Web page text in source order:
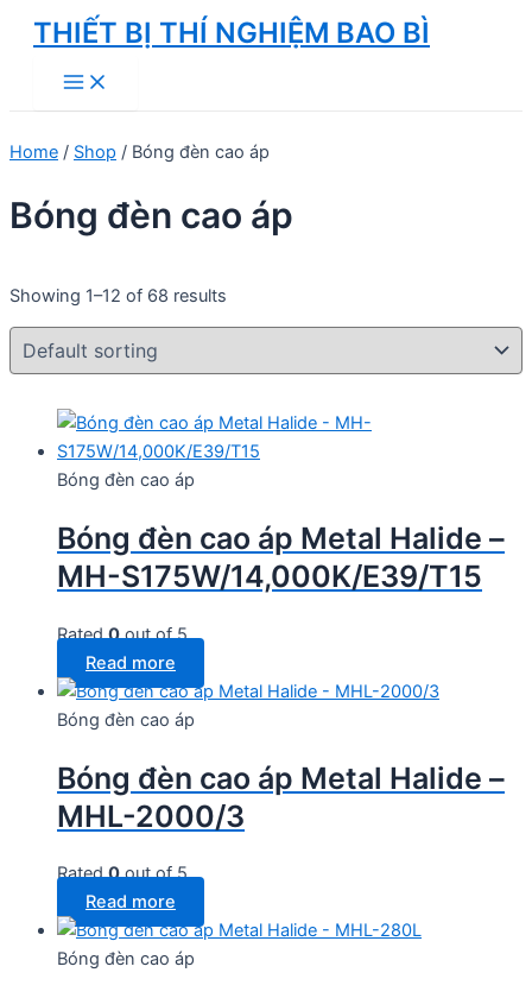
Skip
content
THIẾT BỊ THÍ NGHIỆM BAO BÌ
Main
Menu
Home / Shop / Bóng đèn cao áp
Bóng đèn cao áp
Showing 1–12 of 68 results
Bóng đèn cao áp
Bóng đèn cao áp Metal Halide –
MH-S175W/14,000K/E39/T15
Rated0out of 5
Read more
Bóng đèn cao áp
Bóng đèn cao áp Metal Halide –
MHL-2000/3
Rated0out of 5
Read more
Bóng đèn cao áp